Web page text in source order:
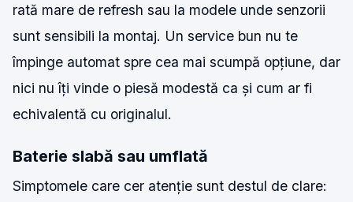
rată mare de refresh sau la modele unde senzorii
sunt sensibili la montaj. Un service bun nu te
împinge automat spre cea mai scumpă opțiune, dar
nici nu îți vinde o piesă modestă ca și cum ar fi
echivalentă cu originalul.
Baterie slabă sau umflată
Simptomele care cer atenție sunt destul de clare: